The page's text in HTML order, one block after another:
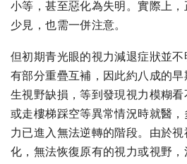
小等，甚至惡化為失明。實際上
少見，也需一併注意。
但初期青光眼的視力減退症狀並
有部分重疊互補，因此約八成的
生視野缺損，等到發現視力模糊看
或走樓梯踩空等異常情況時就醫
力已進入無法逆轉的階段。由於
化，無法恢復原有的視力或視野，